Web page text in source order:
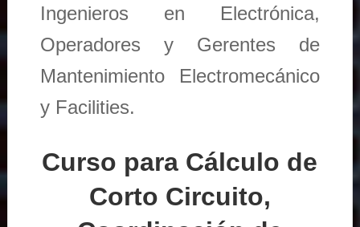
Ingenieros en Electrónica,
Operadores y Gerentes de
Mantenimiento Electromecánico
y Facilities.
Curso para Cálculo de
Corto Circuito,